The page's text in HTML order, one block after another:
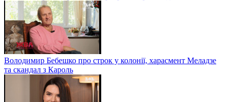
Володимир Бебешко про строк у колонії, харасмент Меладзе
та скандал з Кароль